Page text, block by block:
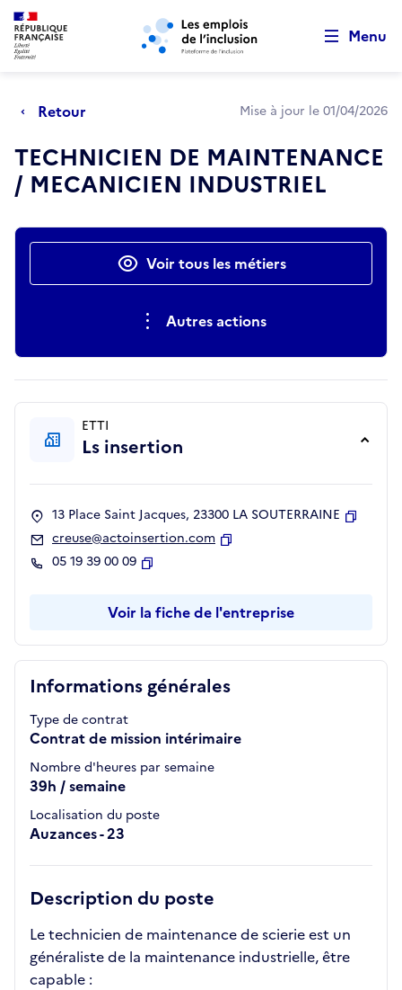
Aller au menu principal Aller au contenu principal
Menu
Retour Mise à jour le 01/04/2026
TECHNICIEN DE MAINTENANCE
/ MECANICIEN INDUSTRIEL
Actions rapidesVoir tous les métiers
Autres actions
Informations générales
Type de contrat
Contrat de mission intérimaire
Nombre d'heures par semaine
39h / semaine
Localisation du poste
Auzances - 23
Description du poste
Le technicien de maintenance de scierie est un
généraliste de la maintenance industrielle, être
capable :
ETTI
Ls insertion
13 Place Saint Jacques, 23300 LA SOUTERRAINE
creuse@actoinsertion.com
05 19 39 00 09
Voir la fiche de l'entreprise
Retour au début de la page
Panneau de gestion des cookies